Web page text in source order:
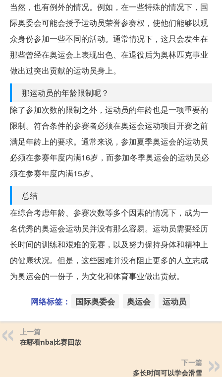
当然，也有例外的情况。例如，在一些特殊的情况下，国
际奥委会可能会授予运动员荣誉参赛权，使他们能够以观
众身份参加一些不同的活动。通常情况下，这只会发生在
那些曾经在奥运会上表现出色、在退役后为奥林匹克事业
做出过突出贡献的运动员身上。
那运动员的年龄限制呢？
除了参加次数的限制之外，运动员的年龄也是一项重要的
限制。符合条件的参赛者必须在奥运会运动项目开赛之前
满足年龄上的要求。通常来说，参加夏季奥运会的运动员
必须在参赛年度内满16岁，而参加冬季奥运会的运动员必
须在参赛年度内满15岁。
总结
在综合考虑年龄、参赛次数等多个因素的情况下，成为一
名优秀的奥运会运动员并没有那么容易。运动员需要经历
长时间的训练和艰难的竞赛，以及努力保持身体和精神上
的健康状况。但是，这些困难并没有阻止更多的人立志成
为奥运会的一份子，为文化和体育事业做出贡献。
网络标签： 国际奥委会 奥运会 运动员
上一篇
在哪看nba比赛回放
下一篇
多长时间可以学会滑雪